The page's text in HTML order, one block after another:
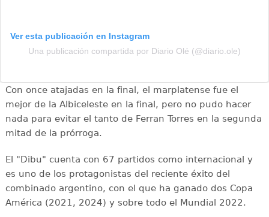
Ver esta publicación en Instagram
Una publicación compartida por Diario Olé (@diario.ole)
Con once atajadas en la final, el marplatense fue el
mejor de la Albiceleste en la final, pero no pudo hacer
nada para evitar el tanto de Ferran Torres en la segunda
mitad de la prórroga.
El "Dibu" cuenta con 67 partidos como internacional y
es uno de los protagonistas del reciente éxito del
combinado argentino, con el que ha ganado dos Copa
América (2021, 2024) y sobre todo el Mundial 2022.